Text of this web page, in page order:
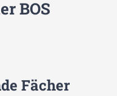
BOS
Fächer